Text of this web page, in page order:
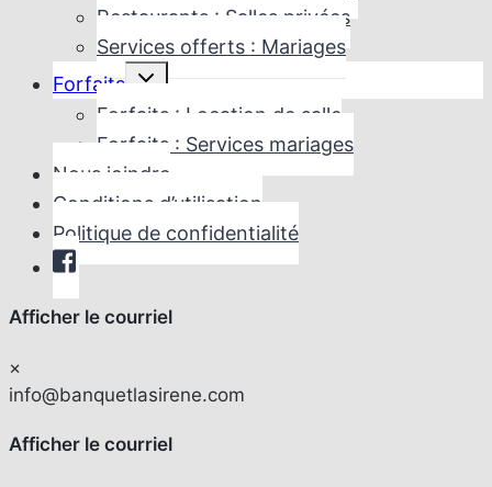
Restaurants : Salles privées
Services offerts : Mariages
Forfaits
Ouvrir/fermer
menu
Forfaits : Location de salle
Forfaits : Services mariages
Nous joindre
Conditions d’utilisation
Politique de confidentialité
Afficher le courriel
×
info@banquetlasirene.com
Afficher le courriel